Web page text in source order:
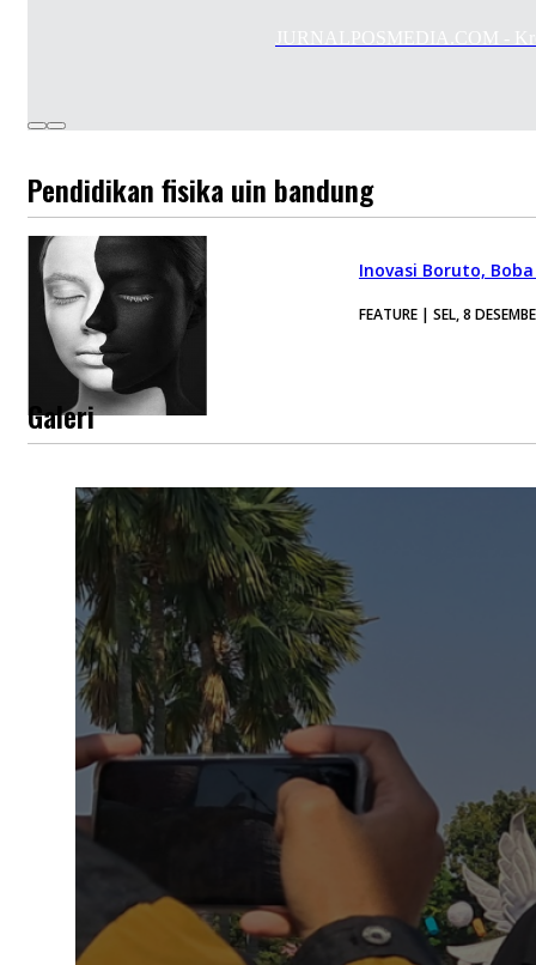
JURNALPOSMEDIA.COM -
Pendidikan fisika uin bandung
Inovasi Boruto,
FEATURE | SEL, 8
Galeri